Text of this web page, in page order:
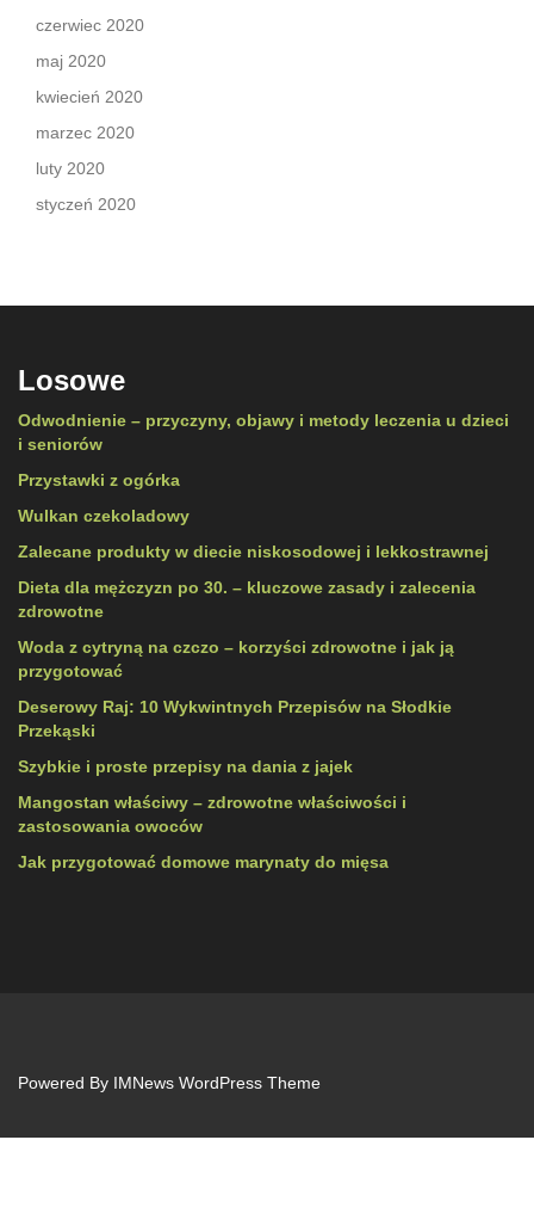
czerwiec 2020
maj 2020
kwiecień 2020
marzec 2020
luty 2020
styczeń 2020
Losowe
Odwodnienie – przyczyny, objawy i metody leczenia u dzieci
i seniorów
Przystawki z ogórka
Wulkan czekoladowy
Zalecane produkty w diecie niskosodowej i lekkostrawnej
Dieta dla mężczyzn po 30. – kluczowe zasady i zalecenia
zdrowotne
Woda z cytryną na czczo – korzyści zdrowotne i jak ją
przygotować
Deserowy Raj: 10 Wykwintnych Przepisów na Słodkie
Przekąski
Szybkie i proste przepisy na dania z jajek
Mangostan właściwy – zdrowotne właściwości i
zastosowania owoców
Jak przygotować domowe marynaty do mięsa
Powered By IMNews WordPress Theme